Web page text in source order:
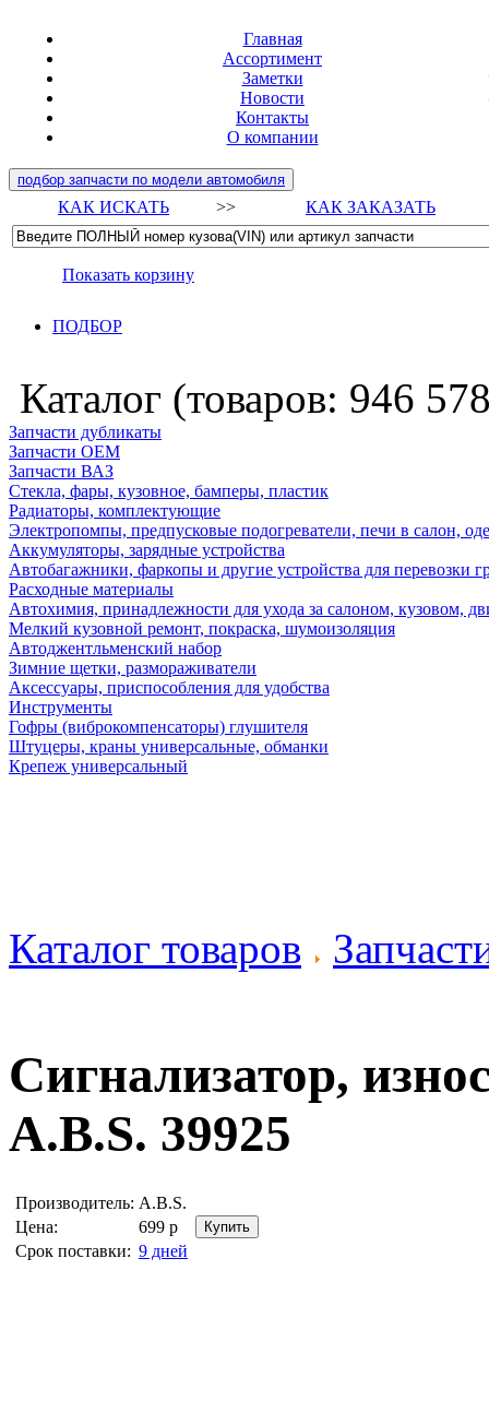
Главная
Ассортимент
Заметки
Новости
Контакты
О компании
подбор запчасти по модели автомобиля
КАК ИСКАТЬ >> КАК ЗАКАЗАТЬ
Показать корзину
ПОДБОР
Каталог (товаров: 946
Запчасти дубликаты
Запчасти ОЕМ
Запчасти ВАЗ
Стекла, фары, кузовное, бамперы, пластик
Радиаторы, комплектующие
Электропомпы, предпусковые подогреватели, печи в салон,
Аккумуляторы, зарядные устройства
Автобагажники, фаркопы и другие устройства для перевозки
Расходные материалы
Автохимия, принадлежности для ухода за салоном, кузовом,
Мелкий кузовной ремонт, покраска, шумоизоляция
Автоджентльменский набор
Зимние щетки, размораживатели
Аксессуары, приспособления для удобства
Инструменты
Гофры (виброкомпенсаторы) глушителя
Штуцеры, краны универсальные, обманки
Крепеж универсальный
Каталог товаров
Сигнализатор,
A.B.S. 39925
Производитель: A.B.S.
Цена:
699 р
Срок поставки: 9 дней